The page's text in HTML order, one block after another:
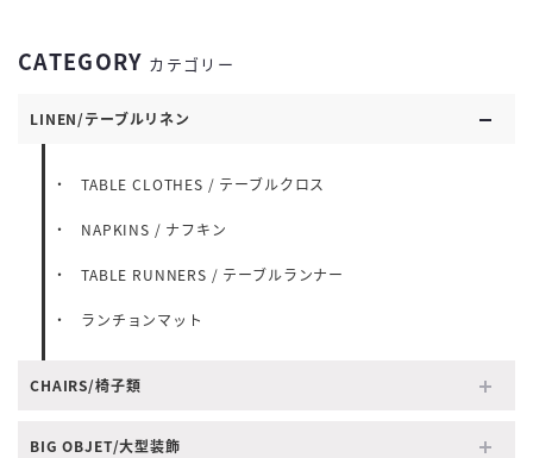
CATEGORY カテゴリー
LINEN/テーブルリネン
TABLE CLOTHES / テーブルクロス
NAPKINS / ナフキン
TABLE RUNNERS / テーブルランナー
ランチョンマット
CHAIRS/椅子類
BIG OBJET/大型装飾